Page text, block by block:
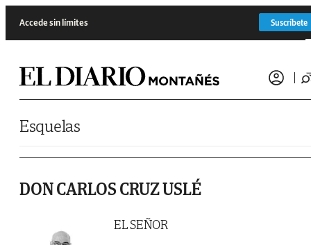
Accede sin límites Suscríbete
Esquelas
DON CARLOS CRUZ USLÉ
EL SEÑOR